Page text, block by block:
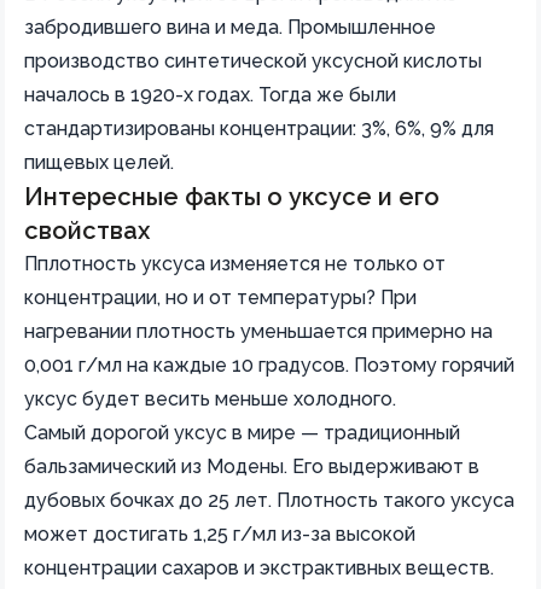
забродившего вина и меда. Промышленное
производство синтетической уксусной кислоты
началось в 1920-х годах. Тогда же были
стандартизированы концентрации: 3%, 6%, 9% для
пищевых целей.
Интересные факты о уксусе и его
свойствах
Пплотность уксуса изменяется не только от
концентрации, но и от температуры? При
нагревании плотность уменьшается примерно на
0,001 г/мл на каждые 10 градусов. Поэтому горячий
уксус будет весить меньше холодного.
Самый дорогой уксус в мире — традиционный
бальзамический из Модены. Его выдерживают в
дубовых бочках до 25 лет. Плотность такого уксуса
может достигать 1,25 г/мл из-за высокой
концентрации сахаров и экстрактивных веществ.